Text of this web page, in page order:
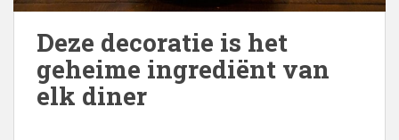
Deze decoratie is het
geheime ingrediënt van
elk diner